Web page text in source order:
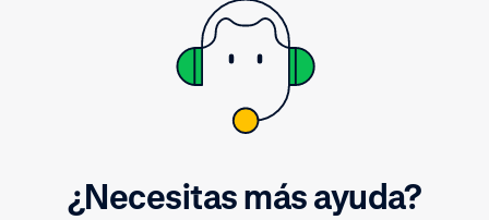
¿Necesitas más ayuda?